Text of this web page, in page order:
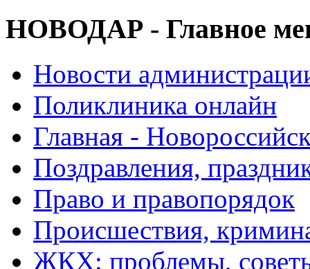
НОВОДАР - Главное
Новости
Поликлиника онлайн
Главная -
Поздравления,
Право и правопорядок
Происшествия,
ЖКХ: проблемы,